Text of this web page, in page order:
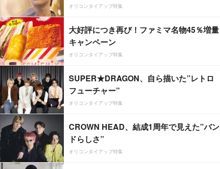
オリコンタイアップ特集
大好評につき再び！ファミマ名物45％増量
キャンペーン
オリコンタイアップ特集
SUPER★DRAGON、自ら描いた”レトロ
フューチャー”
オリコンタイアップ特集
CROWN HEAD、結成1周年で見えた”バン
ドらしさ”
オリコンタイアップ特集